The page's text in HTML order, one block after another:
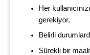
Her
gerekiyor,
Belirli
Sürekli bir